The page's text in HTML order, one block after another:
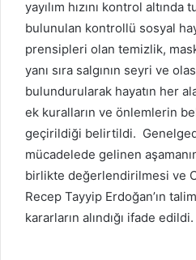
yayılım hızını kontrol
bulunulan kontrollü sosyal
prensipleri olan temizlik,
yanı sıra salgının seyri ve
bulundurularak hayatın her
ek kuralların ve önlemlerin
geçirildiği belirtildi.
mücadelede gelinen
birlikte değerlendirilmesi ve
Recep Tayyip Erdoğan’ın
kararların alındığı ifade